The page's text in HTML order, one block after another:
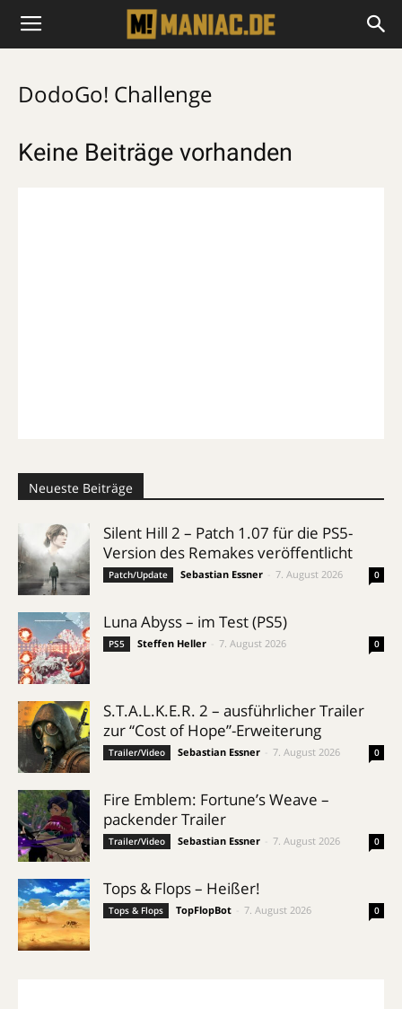
DodoGo! Challenge
Keine Beiträge vorhanden
Neueste Beiträge
Silent Hill 2 – Patch 1.07 für die PS5-
Version des Remakes veröffentlicht
Patch/Update Sebastian Essner 7. August 2026 0
Luna Abyss – im Test (PS5)
PS5 Steffen Heller 7. August 2026 0
S.T.A.L.K.E.R. 2 – ausführlicher Trailer
zur “Cost of Hope”-Erweiterung
Trailer/Video Sebastian Essner 7. August 2026 0
Fire Emblem: Fortune’s Weave –
packender Trailer
Trailer/Video Sebastian Essner 7. August 2026 0
Tops & Flops – Heißer!
Tops & Flops TopFlopBot 7. August 2026 0